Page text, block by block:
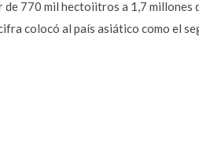
de 770 mil hectoiitros a 1,7
colocó al país asiático como el